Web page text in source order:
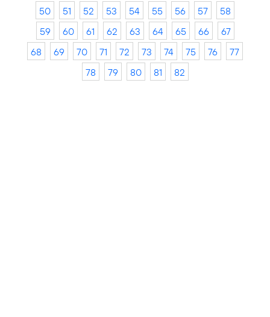
50
51 52 53 54 55 56 57
58
59
60 61 62 63 64 65 66
67
68
69 70 71 72 73 74 75 76
77
78
79 80 81 82